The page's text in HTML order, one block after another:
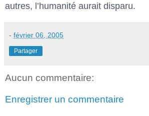
autres, l’humanité aurait disparu.
- février 06, 2005
Partager
Aucun commentaire:
Enregistrer un commentaire